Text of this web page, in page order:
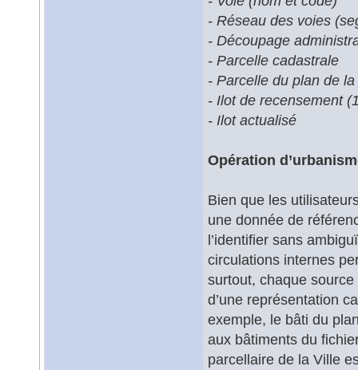
- Réseau des voies
- Découpage
- Parcelle cadastrale
- Parcelle du plan de
- Ilot de recensement
- Ilot actualisé
Opération
Bien que les
une donnée de
l’identifier sans
circulations internes
surtout, chaque
d’une représentation
exemple, le bâti du
aux bâtiments du
parcellaire de la Ville